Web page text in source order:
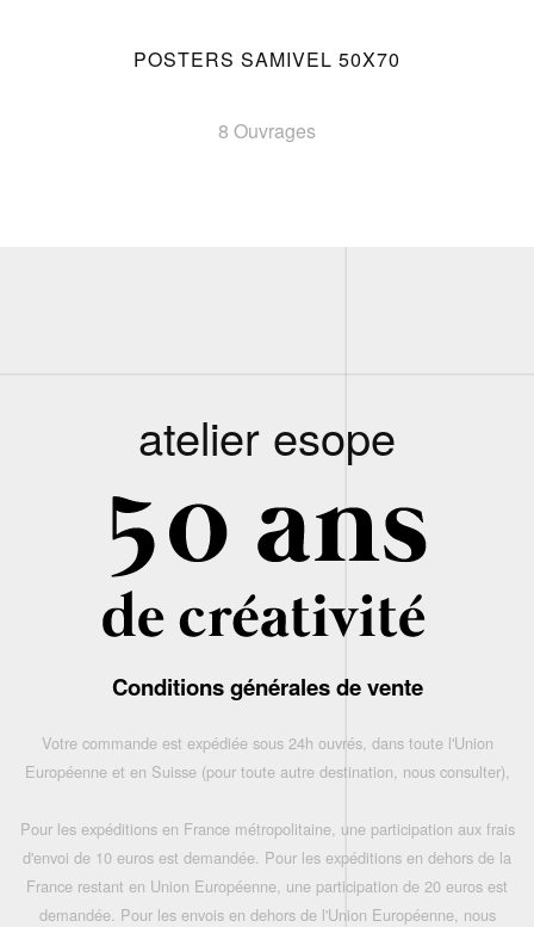
POSTERS SAMIVEL 50X70
8 Ouvrages
atelier esope
Conditions générales de vente
Votre commande est expédiée sous 24h ouvrés, dans toute l'Union
Européenne et en Suisse (pour toute autre destination, nous consulter),
Pour les expéditions en France métropolitaine, une participation aux frais
d'envoi de 10 euros est demandée. Pour les expéditions en dehors de la
France restant en Union Européenne, une participation de 20 euros est
demandée. Pour les envois en dehors de l'Union Européenne, nous